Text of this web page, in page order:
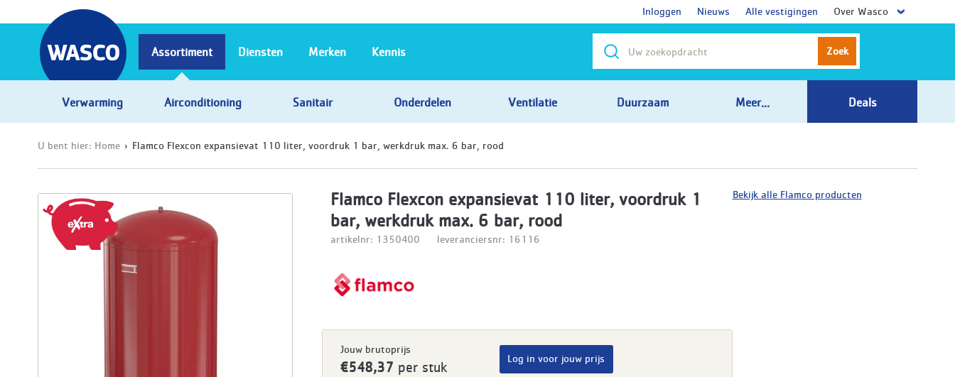
Inloggen Nieuws Alle vestigingen Over Wasco
Zoek
Assortiment
Verwarming Airconditioning Sanitair Onderdelen Ventilatie Duurzaam Meer... Deals
Diensten Merken Kennis
U bent hier: Home Flamco Flexcon expansievat 110 liter, voordruk 1 bar, werkdruk max. 6 bar, rood
Flamco Flexcon expansievat 110 liter, voordruk 1
bar, werkdruk max. 6 bar, rood
artikelnr: 1350400 leveranciersnr: 16116
Jouw brutoprijs
€548,37 per stuk
Log in voor jouw prijs
Bekijk alle Flamco producten